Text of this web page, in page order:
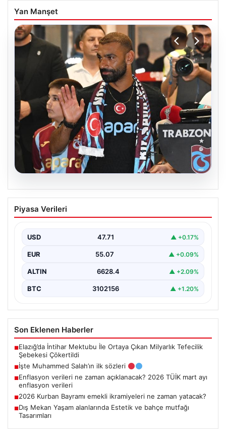
Yan Manşet
06.08.2026
İşte Muhammed Salah’ın ilk sözleri
Piyasa Verileri
USD 47.71 ▲ +0.17%
EUR 55.07 ▲ +0.09%
ALTIN 6628.4 ▲ +2.09%
BTC 3102156 ▲ +1.20%
Son Eklenen Haberler
■Elazığ’da İntihar Mektubu İle Ortaya Çıkan Milyarlık Tefecilik
Şebekesi Çökertildi
■İşte Muhammed Salah’ın ilk sözleri
■Enflasyon verileri ne zaman açıklanacak? 2026 TÜİK mart ayı
enflasyon verileri
■2026 Kurban Bayramı emekli ikramiyeleri ne zaman yatacak?
■Dış Mekan Yaşam alanlarında Estetik ve bahçe mutfağı
Tasarımları